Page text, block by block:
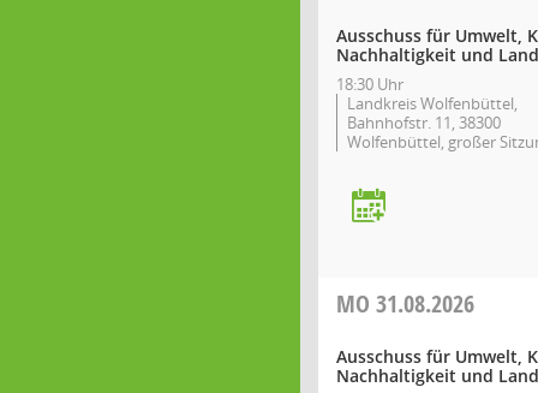
Ausschuss für Umwelt,
Nachhaltigkeit und
18:30 Uhr
Landkreis Wolfenbüttel,
Bahnhofstr. 11, 38300
Wolfenbüttel, großer
MO 31.08.2026
Ausschuss für Umwelt,
Nachhaltigkeit und